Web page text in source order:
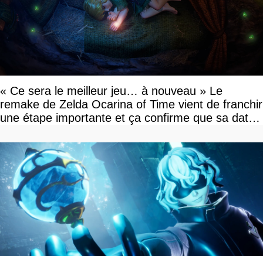
« Ce sera le meilleur jeu… à nouveau » Le
remake de Zelda Ocarina of Time vient de franchir
une étape importante et ça confirme que sa date